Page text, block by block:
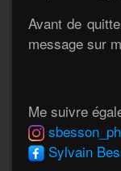
Avant de
message sur
Me suivre
Sylvain